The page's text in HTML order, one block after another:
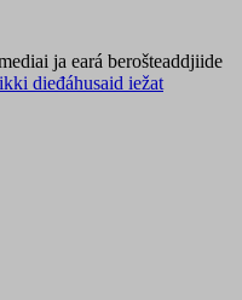
ja eará berošteaddjiide
dieđáhusaid iežat